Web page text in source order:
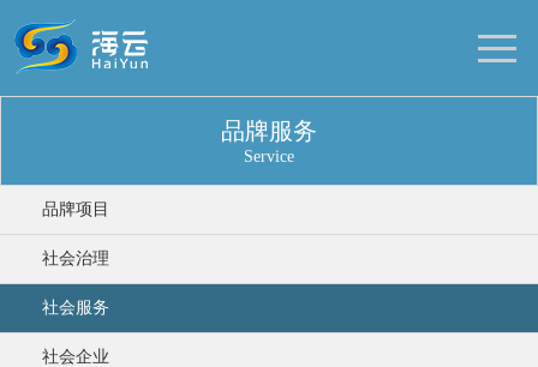
品牌服务
Service
品牌项目
社会治理
社会服务
社会企业